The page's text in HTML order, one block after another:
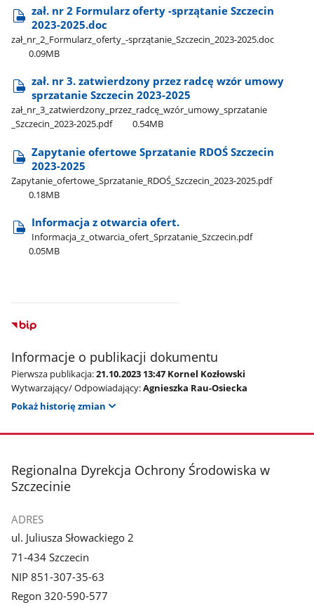
zał. nr 2 Formularz oferty -sprzątanie Szczecin
2023-2025.doc
zał​_nr​_2​_Formularz​_oferty​_-sprzątanie​_Szczecin​_2023-2025.doc
0.09MB
zał. nr 3. zatwierdzony przez radcę wzór umowy
sprzatanie Szczecin 2023-2025
zał​_nr​_3​_zatwierdzony​_przez​_radcę​_wzór​_umowy​_sprzatanie​
_Szczecin​_2023-2025.pdf
0.54MB
Zapytanie ofertowe Sprzatanie RDOŚ Szczecin
2023-2025
Zapytanie​_ofertowe​_Sprzatanie​_RDOŚ​_Szczecin​_2023-2025.pdf
0.18MB
Informacja z otwarcia ofert.
Informacja​_z​_otwarcia​_ofert​_Sprzatanie​_Szczecin.pdf
0.05MB
Informacje o publikacji dokumentu
Pierwsza publikacja:21.10.2023 13:47 Kornel Kozłowski
Wytwarzający/ Odpowiadający:Agnieszka Rau-Osiecka
Pokaż historię zmian
stopka
Regionalna Dyrekcja Ochrony Środowiska w
Szczecinie
ADRES
ul. Juliusza Słowackiego 2
71-434 Szczecin
NIP 851-307-35-63
Regon 320-590-577